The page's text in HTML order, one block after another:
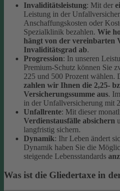
Invaliditätsleistung: Mit der
Leistung in der
Anschaffungskosten oder
Spezialklinik bezahlen. Wie
hängt von der vereinbarten
Invaliditätsgrad ab.
Progression: In unseren
Premium-Schutz können Sie
225 und 500 Prozent wählen.
zahlen wir Ihnen die 2,25-
Versicherungssumme aus.
in der Unfallversicherung mit
Unfallrente: Mit dieser
Verdienstausfälle absichern
langfristig sichern.
Dynamik: Ihr Leben ändert
Dynamik haben Sie die
steigende Lebensstandards
Was ist die Gliedertaxe in